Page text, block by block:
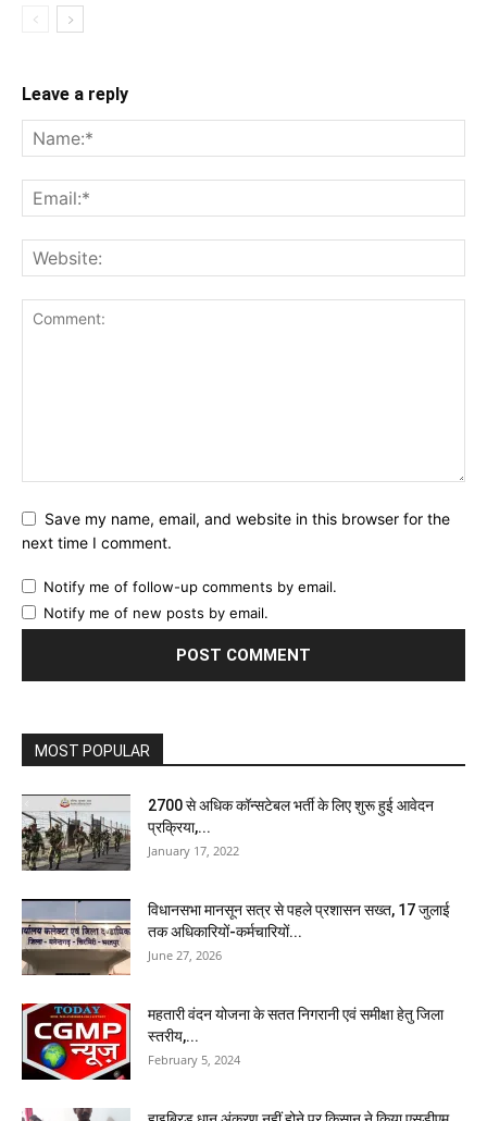
Leave a reply
Save my name, email, and website in this browser for the
next time I comment.
Notify me of follow-up comments by email.
Notify me of new posts by email.
MOST POPULAR
2700 से अधिक कॉन्सटेबल भर्ती के लिए शुरू हुई आवेदन
प्रक्रिया,...
January 17, 2022
विधानसभा मानसून सत्र से पहले प्रशासन सख्त, 17 जुलाई
तक अधिकारियों-कर्मचारियों...
June 27, 2026
महतारी वंदन योजना के सतत निगरानी एवं समीक्षा हेतु जिला
स्तरीय,...
February 5, 2024